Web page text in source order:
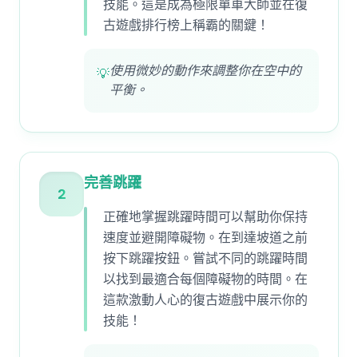
技能。這是成為極限單車大師並在復
古遊戲排行榜上稱霸的關鍵！
💡使用微妙的動作來調整你在空中的
平衡。
2
完善跳躍
正確地掌握跳躍時間可以幫助你保持
速度並避開障礙物。在到達坡道之前
按下跳躍按鈕。嘗試不同的跳躍時間
以找到最適合每個障礙物的時間。在
這款激動人心的復古遊戲中展示你的
技能！